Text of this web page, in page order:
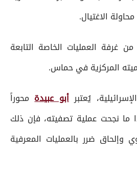
الاغتيال.
غرفة العمليات الخاصة التابعة
المركزية في حماس.
يُعتبرأبو عبيدةمحوراً
ما نجحت عملية تصفيته، فإن ذلك
وإلحاق ضرر بالعمليات المعرفية